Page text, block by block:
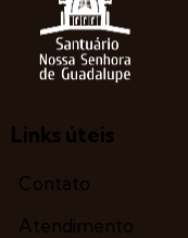
Links úteis
Contato
Atendimento